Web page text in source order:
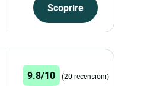
Scoprire
9.8/10 (20 recensioni)